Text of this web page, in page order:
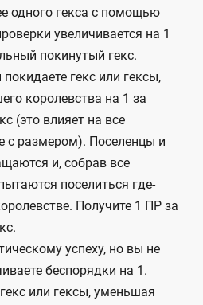
одного гекса с помощью
увеличивается на 1
покинутый гекс.
покидаете гекс или гексы,
королевства на 1 за
(это влияет на все
с размером). Поселенцы и
и, собрав все
поселиться где-
Получите 1 ПР за
успеху, но вы не
беспорядки на 1.
или гексы, уменьшая